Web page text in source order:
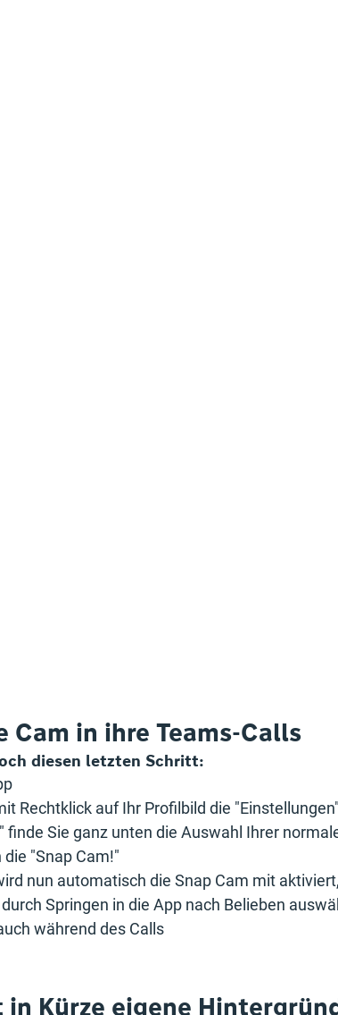
Cam in ihre Teams-Calls
diesen letzten Schritt:
Rechtklick auf Ihr Profilbild die "Einstellungen"
finde Sie ganz unten die Auswahl Ihrer
"Snap Cam!"
nun automatisch die Snap Cam mit
Springen in die App nach Belieben
während des Calls
Kürze eigene